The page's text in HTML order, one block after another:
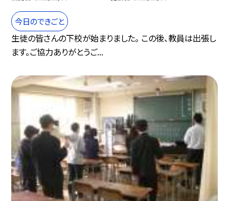
今日のできごと
生徒の皆さんの下校が始まりました。 この後、教員は出張し
ます。ご協力ありがとうご...